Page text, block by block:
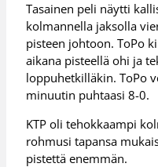
Tasainen peli näytti
kolmannella jaksolla
pisteen johtoon. ToPo
aikana pisteellä ohi ja
loppuhetkilläkin. ToPo
minuutin puhtaasi 8-0.
KTP oli tehokkaampi
rohmusi tapansa
pistettä enemmän.